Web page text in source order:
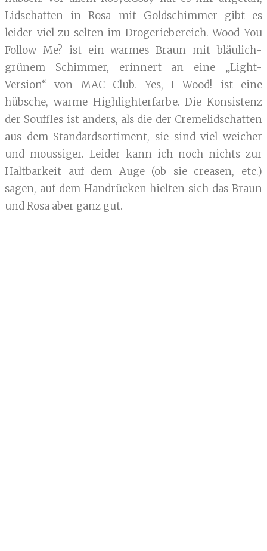
Lidschatten in Rosa mit Goldschimmer gibt es
leider viel zu selten im Drogeriebereich. Wood You
Follow Me? ist ein warmes Braun mit bläulich-
grünem Schimmer, erinnert an eine „Light-
Version“ von MAC Club. Yes, I Wood! ist eine
hübsche, warme Highlighterfarbe. Die Konsistenz
der Souffles ist anders, als die der Cremelidschatten
aus dem Standardsortiment, sie sind viel weicher
und moussiger. Leider kann ich noch nichts zur
Haltbarkeit auf dem Auge (ob sie creasen, etc.)
sagen, auf dem Handrücken hielten sich das Braun
und Rosa aber ganz gut.